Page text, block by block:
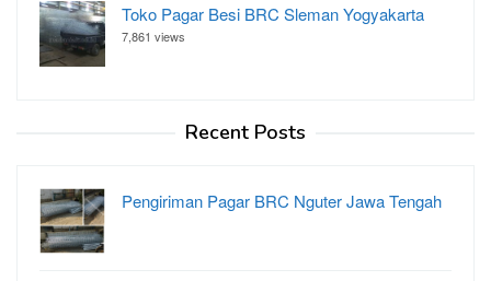
Toko Pagar Besi BRC Sleman Yogyakarta
7,861 views
Recent Posts
Pengiriman Pagar BRC Nguter Jawa Tengah